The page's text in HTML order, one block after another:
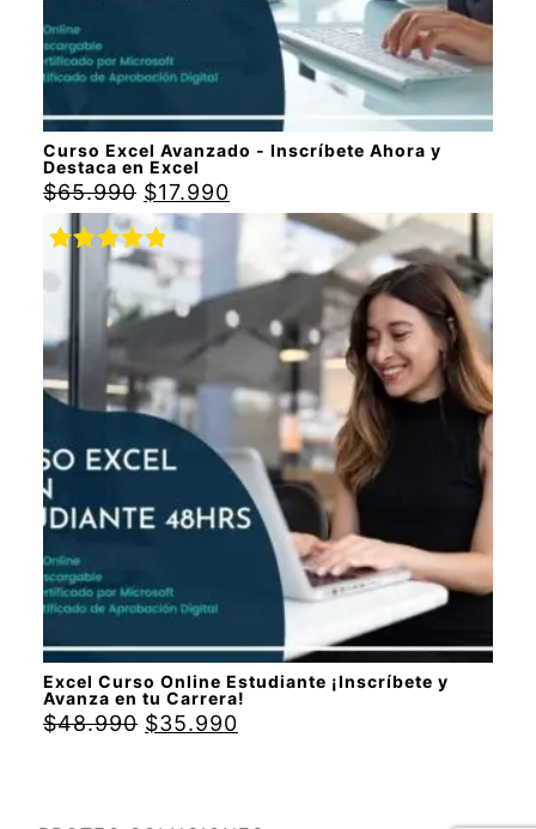
Curso Excel Avanzado - Inscríbete Ahora y
Destaca en Excel
$65.990 $17.990
Excel Curso Online Estudiante ¡Inscríbete y
Avanza en tu Carrera!
Valorado
con
5.00de
$48.990 $35.990